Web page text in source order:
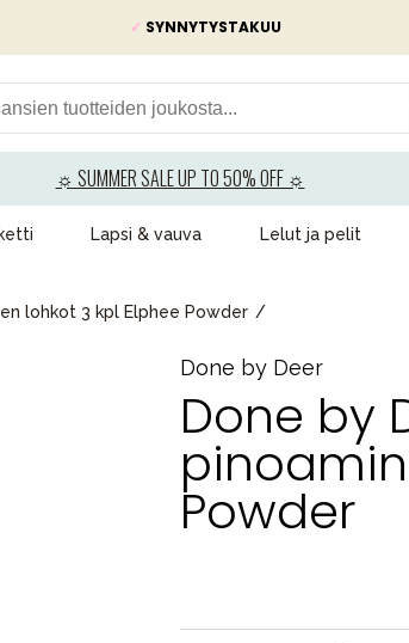
✓ SYNNYTYSTAKUU
☼ SUMMER SALE UP TO 50% OFF ☼
Lapsi & vauva Lelut ja pelit
lohkot 3 kpl Elphee Powder
Done by Deer
Done by
Powder